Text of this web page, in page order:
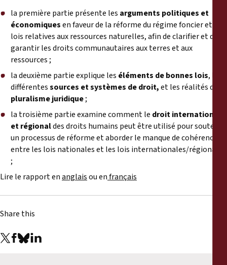
la première partie présente les arguments politiques et
économiquesen faveur de la réforme du régime foncier et des
lois relatives aux ressources naturelles, afin de clarifier et de
garantir les droits communautaires aux terres et aux
ressources ;
la deuxième partie explique les éléments de bonnes lois, les
différentessources et systèmes de droit,et les réalités du
pluralisme juridique;
la troisième partie examine comment le droit international
et régionaldes droits humains peut être utilisé pour soutenir
un processus de réforme et aborder le manque de cohérence
entre les lois nationales et les lois internationales/régionales
;
Lire le rapport enanglaisou enfrançais
Share this